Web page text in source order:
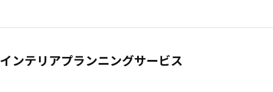
インテリアプランニングサービス